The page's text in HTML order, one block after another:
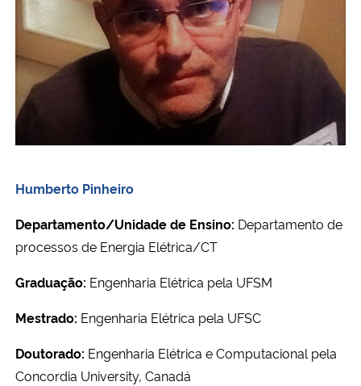
Humberto Pinheiro
Departamento/Unidade de Ensino: Departamento de
processos de Energia Elétrica/CT
Graduação: Engenharia Elétrica pela UFSM
Mestrado: Engenharia Elétrica pela UFSC
Doutorado: Engenharia Elétrica e Computacional pela
Concordia University, Canadá